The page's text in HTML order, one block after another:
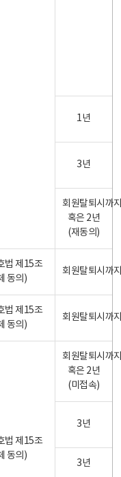
1년
3년
회원탈퇴시까
혹은 2년
(재동의)
법 제15조
동의)
회원탈퇴시까
법 제15조
동의)
회원탈퇴시까
법 제15조
동의)
회원탈퇴시까
혹은 2년
(미접속)
3년
3년